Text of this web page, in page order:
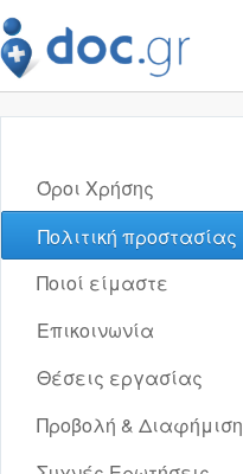
Όροι Χρήσης
Πολιτική προστασίας
Ποιοί είμαστε
Επικοινωνία
Θέσεις εργασίας
Προβολή & Διαφήμιση